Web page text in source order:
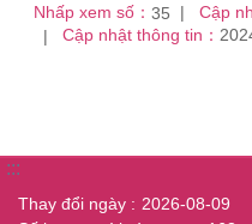
Nhấp xem số： 35 Cập
Cập nhật thông tin：
:::
Thay đổi ngày
2026-08-09